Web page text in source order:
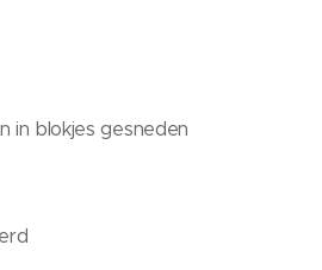
in blokjes gesneden